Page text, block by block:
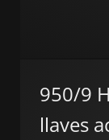
950/9
llaves